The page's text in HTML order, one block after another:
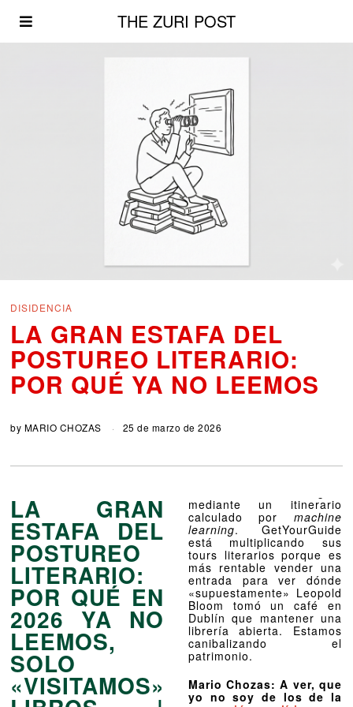
DISIDENCIA
LA GRAN ESTAFA DEL
POSTUREO LITERARIO:
POR QUÉ YA NO LEEMOS
THE ZURI POST
by MARIO CHOZAS 25 de marzo de 2026
LA GRAN
ESTAFA DEL
POSTUREO
LITERARIO:
POR QUÉ EN
2026 YA NO
LEEMOS,
SOLO
«VISITAMOS»
mediante un itinerario
calculado por machine
learning. GetYourGuide
está multiplicando sus
tours literarios porque es
más rentable vender una
entrada para ver dónde
«supuestamente» Leopold
Bloom tomó un café en
Dublín que mantener una
librería abierta. Estamos
canibalizando el
patrimonio.
Mario Chozas: A ver, que
yo no soy de los de la